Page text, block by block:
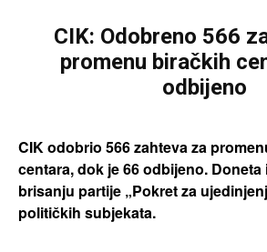
CIK: Odobreno 566
promenu biračkih
odbijeno
CIK odobrio 566 zahteva za
centara, dok je 66 odbijeno. Doneta
brisanju partije „Pokret za
političkih subjekata.